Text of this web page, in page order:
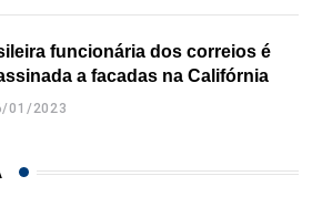
funcionária dos correios é
a facadas na Califórnia
01/2023